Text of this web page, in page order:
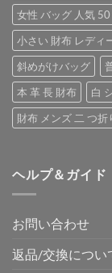
女性 バッグ 人気 50
小さい 財布 レディ
斜めがけバッグ
本 革 長 財布
白
財布 メンズ 二 つ折
ヘルプ＆ガイド
お問い合わせ
返品/交換につい